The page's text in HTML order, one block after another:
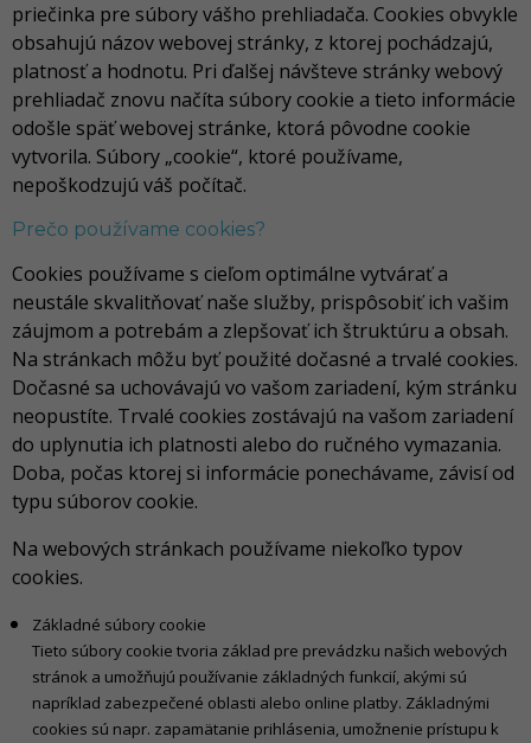
priečinka pre súbory vášho prehliadača. Cookies obvykle
obsahujú názov webovej stránky, z ktorej pochádzajú,
platnosť a hodnotu. Pri ďalšej návšteve stránky webový
prehliadač znovu načíta súbory cookie a tieto informácie
odošle späť webovej stránke, ktorá pôvodne cookie
vytvorila. Súbory „cookie“, ktoré používame,
nepoškodzujú váš počítač.
Prečo používame cookies?
Cookies používame s cieľom optimálne vytvárať a
neustále skvalitňovať naše služby, prispôsobiť ich vašim
záujmom a potrebám a zlepšovať ich štruktúru a obsah.
Na stránkach môžu byť použité dočasné a trvalé cookies.
Dočasné sa uchovávajú vo vašom zariadení, kým stránku
neopustíte. Trvalé cookies zostávajú na vašom zariadení
do uplynutia ich platnosti alebo do ručného vymazania.
Doba, počas ktorej si informácie ponechávame, závisí od
typu súborov cookie.
Na webových stránkach používame niekoľko typov
cookies.
Základné súbory cookie
Tieto súbory cookie tvoria základ pre prevádzku našich webových
stránok a umožňujú používanie základných funkcií, akými sú
napríklad zabezpečené oblasti alebo online platby. Základnými
cookies sú napr. zapamätanie prihlásenia, umožnenie prístupu k